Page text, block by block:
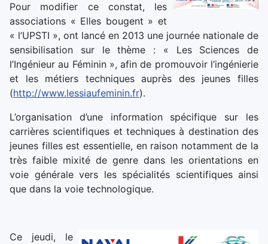
Pour modifier ce constat, les
associations « Elles bougent » et
« l’UPSTI », ont lancé en 2013 une journée nationale de
sensibilisation sur le thème : « Les Sciences de
l’Ingénieur au Féminin », afin de promouvoir l’ingénierie
et les métiers techniques auprès des jeunes filles
(http://www.lessiaufeminin.fr).
L’organisation d’une information spécifique sur les
carrières scientifiques et techniques à destination des
jeunes filles est essentielle, en raison notamment de la
très faible mixité de genre dans les orientations en
voie générale vers les spécialités scientifiques ainsi
que dans la voie technologique.
Ce jeudi, le